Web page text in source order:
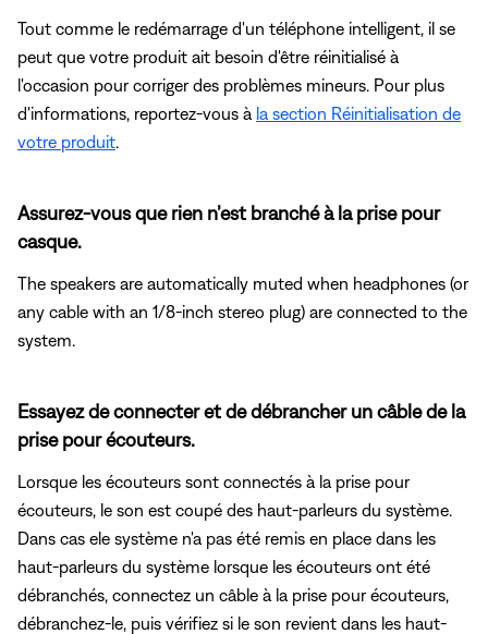
Tout comme le redémarrage d'un téléphone intelligent, il se
peut que votre produit ait besoin d'être réinitialisé à
l'occasion pour corriger des problèmes mineurs. Pour plus
d'informations, reportez-vous à la section Réinitialisation de
votre produit.
Assurez-vous que rien n’est branché à la prise pour
casque.
The speakers are automatically muted when headphones (or
any cable with an 1/8-inch stereo plug) are connected to the
system.
Essayez de connecter et de débrancher un câble de la
prise pour écouteurs.
Lorsque les écouteurs sont connectés à la prise pour
écouteurs, le son est coupé des haut-parleurs du système.
Dans cas ele système n'a pas été remis en place dans les
haut-parleurs du système lorsque les écouteurs ont été
débranchés, connectez un câble à la prise pour écouteurs,
débranchez-le, puis vérifiez si le son revient dans les haut-